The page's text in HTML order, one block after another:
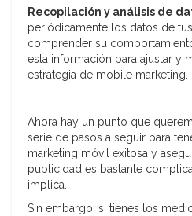
Recopilación y análisis de
periódicamente los datos de
comprender su
esta información para ajustar y
estrategia de mobile marketing.
Ahora hay un punto que
serie de pasos a seguir para
marketing móvil exitosa y
publicidad es bastante
implica.
Sin embargo, si tienes los